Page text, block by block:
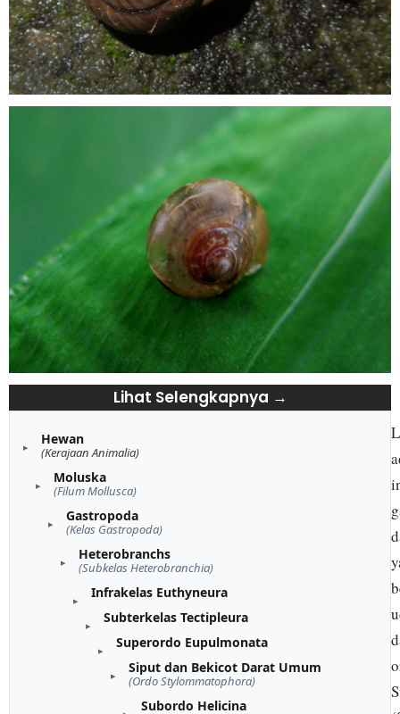
Lihat Selengkapnya →
Hewan
(Kerajaan Animalia)
Moluska
(Filum Mollusca)
Gastropoda
(Kelas Gastropoda)
Heterobranchs
(Subkelas Heterobranchia)
Infrakelas Euthyneura
Subterkelas Tectipleura
Superordo Eupulmonata
Siput dan Bekicot Darat Umum
(Ordo Stylommatophora)
Subordo Helicina